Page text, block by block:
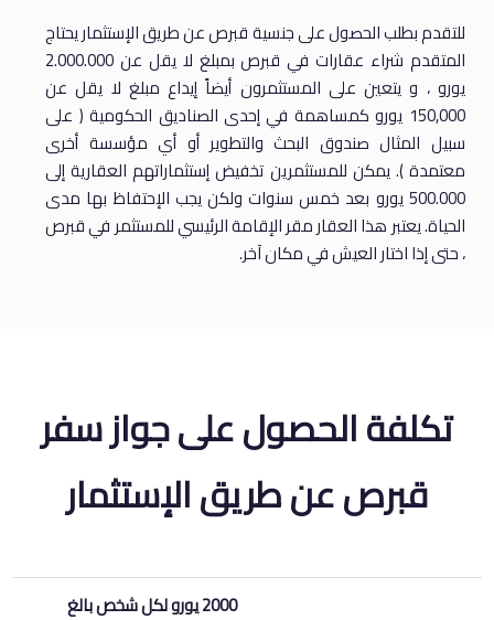
للتقدم بطلب الحصول على جنسية قبرص عن طريق الإستثمار يحتاج
المتقدم شراء عقارات في قبرص بمبلغ لا يقل عن 2.000.000
يورو ، و يتعين على المستثمرون أيضاً إيداع مبلغ لا يقل عن
150,000 يورو كمساهمة في إحدى الصناديق الحكومية ( على
سبيل المثال صندوق البحث والتطوير أو أي مؤسسة أخرى
معتمدة ). يمكن للمستثمرين تخفيض إستثماراتهم العقارية إلى
500.000 يورو بعد خمس سنوات ولكن يجب الإحتفاظ بها مدى
الحياة. يعتبر هذا العقار مقر الإقامة الرئيسي للمستثمر في قبرص
، حتى إذا اختار العيش في مكان آخر.
تكلفة الحصول على جواز سفر
قبرص عن طريق الإستثمار
2000 يورو لكل شخص بالغ